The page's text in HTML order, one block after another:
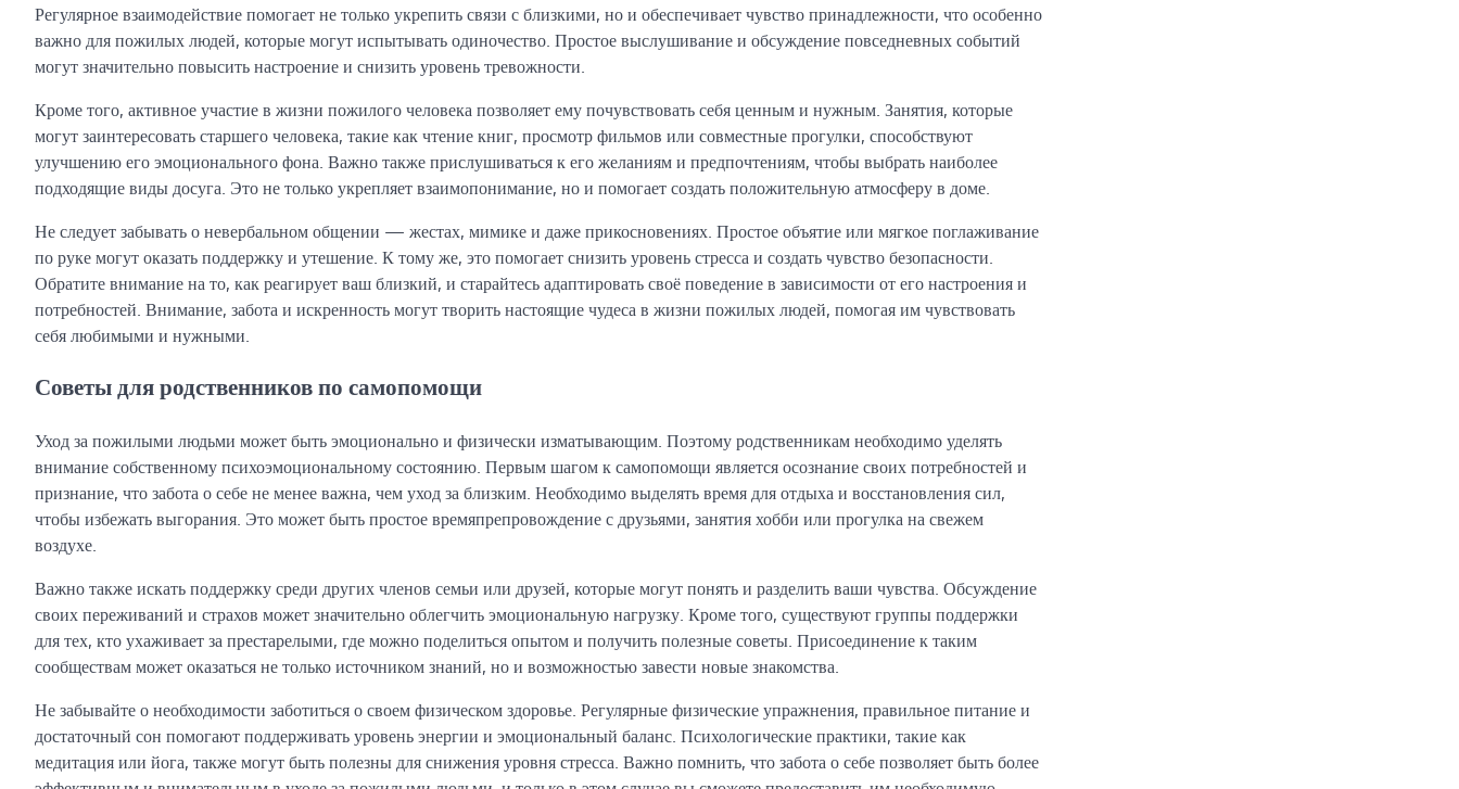
Регулярное взаимодействие помогает не только укрепить связи с близкими, но и обеспечивает чувство принадлежности, что особенно
важно для пожилых людей, которые могут испытывать одиночество. Простое выслушивание и обсуждение повседневных событий
могут значительно повысить настроение и снизить уровень тревожности.
Кроме того, активное участие в жизни пожилого человека позволяет ему почувствовать себя ценным и нужным. Занятия, которые
могут заинтересовать старшего человека, такие как чтение книг, просмотр фильмов или совместные прогулки, способствуют
улучшению его эмоционального фона. Важно также прислушиваться к его желаниям и предпочтениям, чтобы выбрать наиболее
подходящие виды досуга. Это не только укрепляет взаимопонимание, но и помогает создать положительную атмосферу в доме.
Не следует забывать о невербальном общении — жестах, мимике и даже прикосновениях. Простое объятие или мягкое поглаживание
по руке могут оказать поддержку и утешение. К тому же, это помогает снизить уровень стресса и создать чувство безопасности.
Обратите внимание на то, как реагирует ваш близкий, и старайтесь адаптировать своё поведение в зависимости от его настроения и
потребностей. Внимание, забота и искренность могут творить настоящие чудеса в жизни пожилых людей, помогая им чувствовать
себя любимыми и нужными.
Советы для родственников по самопомощи
Уход за пожилыми людьми может быть эмоционально и физически изматывающим. Поэтому родственникам необходимо уделять
внимание собственному психоэмоциональному состоянию. Первым шагом к самопомощи является осознание своих потребностей и
признание, что забота о себе не менее важна, чем уход за близким. Необходимо выделять время для отдыха и восстановления сил,
чтобы избежать выгорания. Это может быть простое времяпрепровождение с друзьями, занятия хобби или прогулка на свежем
воздухе.
Важно также искать поддержку среди других членов семьи или друзей, которые могут понять и разделить ваши чувства. Обсуждение
своих переживаний и страхов может значительно облегчить эмоциональную нагрузку. Кроме того, существуют группы поддержки
для тех, кто ухаживает за престарелыми, где можно поделиться опытом и получить полезные советы. Присоединение к таким
сообществам может оказаться не только источником знаний, но и возможностью завести новые знакомства.
Не забывайте о необходимости заботиться о своем физическом здоровье. Регулярные физические упражнения, правильное питание и
достаточный сон помогают поддерживать уровень энергии и эмоциональный баланс. Психологические практики, такие как
медитация или йога, также могут быть полезны для снижения уровня стресса. Важно помнить, что забота о себе позволяет быть более